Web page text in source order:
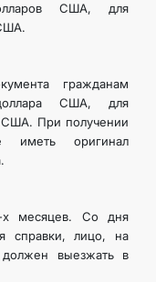
США, для
гражданам
США, для
США. При получении
иметь оригинал
х месяцев. Со дня
справки, лицо, на
должен выезжать в